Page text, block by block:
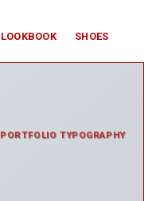
LOOKBOOK SHOES
PORTFOLIO TYPOGRAPHY